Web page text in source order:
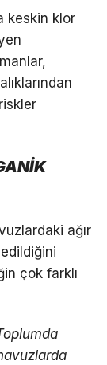
keskin klor
ağır
çok farklı